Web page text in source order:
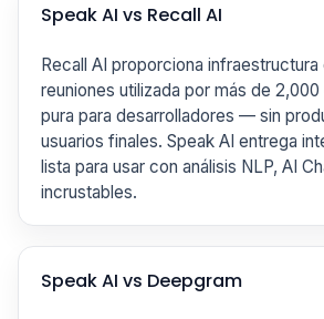
Speak AI vs Recall AI
Recall AI proporciona
reuniones utilizada por más de
pura para desarrolladores — sin
usuarios finales. Speak AI entrega
lista para usar con análisis NLP, AI
incrustables.
Speak AI vs Deepgram